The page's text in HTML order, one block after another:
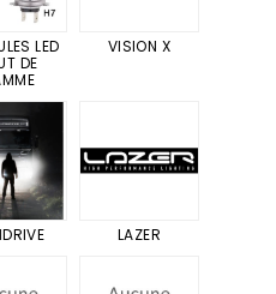
LED
DE
VISION X
LAZER